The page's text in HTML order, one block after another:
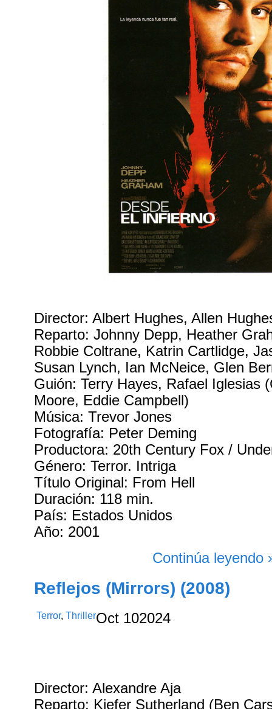
Director: Albert Hughes, Allen
Reparto: Johnny Depp, Heather
Robbie Coltrane, Katrin Cartlidge,
Susan Lynch, Ian McNeice, Glen
Guión: Terry Hayes, Rafael Iglesias
Moore, Eddie Campbell)
Música: Trevor Jones
Fotografía: Peter Deming
Productora: 20th Century Fox /
Género: Terror. Intriga
Título Original: From Hell
Duración: 118 min.
País: Estados Unidos
Año: 2001
Continúa leyendo
Reflejos (Mirrors) (2008)
Terror,ThrillerOct 102024
Director: Alexandre Aja
Reparto: Kiefer Sutherland (Ben